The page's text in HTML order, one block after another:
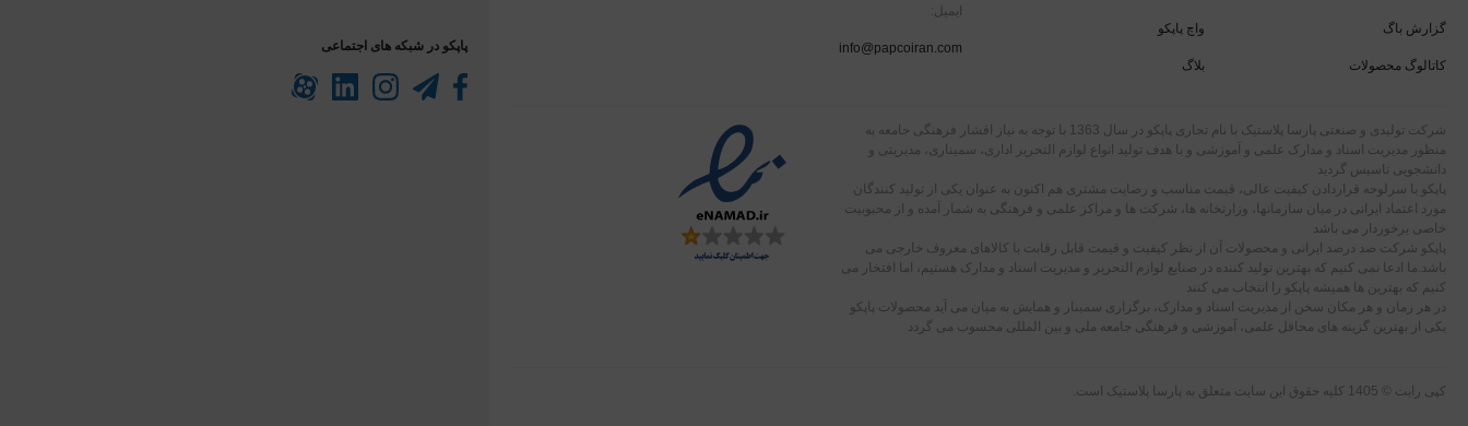
گزارش باگ
کاتالوگ محصولات
واچ پاپکو
بلاگ
ایمیل:
info@papcoiran.com
شرکت تولیدی و صنعتی پارسا پلاستیک با نام تجاری پاپکو در سال 1363 با توجه به نیاز اقشار فرهنگی جامعه به
منظور مدیریت اسناد و مدارک علمی و آموزشی و با هدف تولید انواع لوازم التحریر اداری، سمیناری، مدیریتی و
دانشجویی تاسیس گردید
پاپکو با سرلوحه قراردادن کیفیت عالی، قیمت مناسب و رضایت مشتری هم اکنون به عنوان یکی از تولید کنندگان
مورد اعتماد ایرانی در میان سازمانها، وزارتخانه ها، شرکت ها و مراکز علمی و فرهنگی به شمار آمده و از محبوبیت
خاصی برخوردار می باشد
پاپکو شرکت صد درصد ایرانی و محصولات آن از نظر کیفیت و قیمت قابل رقابت با کالاهای معروف خارجی می
باشد.ما ادعا نمی کنیم که بهترین تولید کننده در صنایع لوازم التحریر و مدیریت اسناد و مدارک هستیم، اما افتخار می
کنیم که بهترین ها همیشه پاپکو را انتخاب می کنند
در هر زمان و هر مکان سخن از مدیریت اسناد و مدارک، برگزاری سمینار و همایش به میان می آید محصولات پاپکو
یکی از بهترین گزینه های محافل علمی، آموزشی و فرهنگی جامعه ملی و بین المللی محسوب می گردد
کپی رایت © 1405 کلیه حقوق این سایت متعلق به پارسا پلاستیک است.
پاپکو در شبکه های اجتماعی